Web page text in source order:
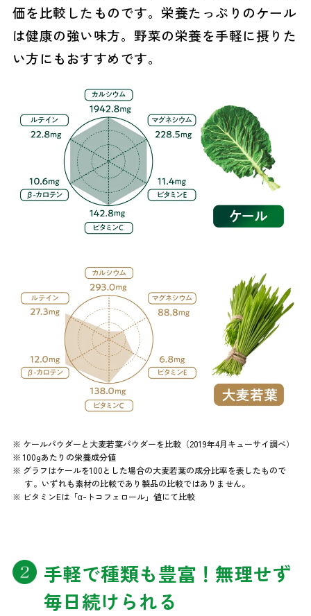
価を比較したものです。栄養たっぷりのケール
は健康の強い味方。野菜の栄養を手軽に摂りた
い方にもおすすめです。
※ ケールパウダーと大麦若葉パウダーを比較（2019年4月キューサイ調べ）
※ 100gあたりの栄養成分値
※ グラフはケールを100とした場合の大麦若葉の成分比率を表したもので
す。いずれも素材の比較であり製品の比較ではありません。
※ ビタミンEは「α-トコフェロール」値にて比較
手軽で種類も豊富！無理せず
毎日続けられる